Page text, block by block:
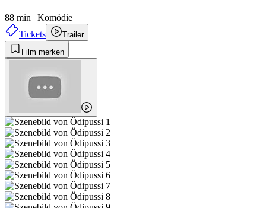
88 min | Komödie
Tickets
Trailer
Film merken